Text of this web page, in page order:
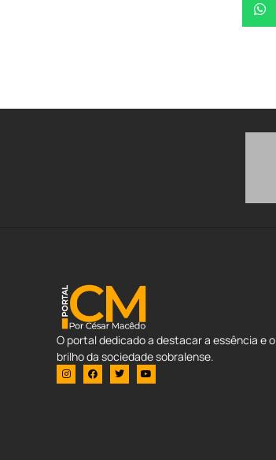
O portal dedicado a destacar a essência e o
brilho da sociedade sobralense.